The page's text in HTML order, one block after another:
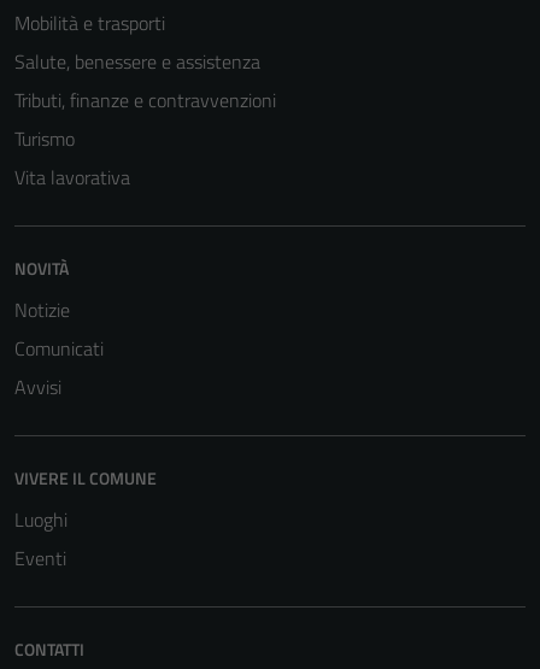
Mobilità e trasporti
Salute, benessere e assistenza
Tributi, finanze e contravvenzioni
Turismo
Vita lavorativa
NOVITÀ
Notizie
Comunicati
Avvisi
VIVERE IL COMUNE
Luoghi
Eventi
CONTATTI